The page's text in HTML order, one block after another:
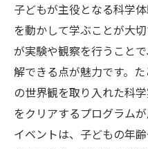
子どもが主役となる科学
を動かして学ぶことが大
が実験や観察を行うこと
解できる点が魅力です。
の世界観を取り入れた科
をクリアするプログラム
イベントは、子どもの年